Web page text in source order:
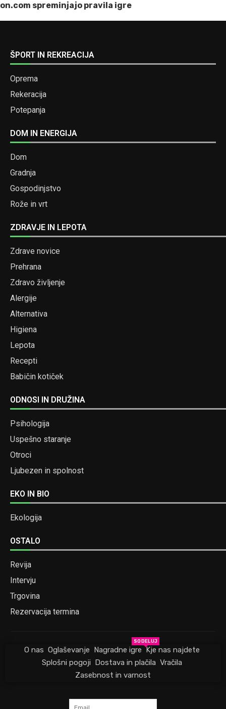
on.com spreminjajo pravila igre
ŠPORT IN REKREACIJA
Oprema
Rekeracija
Potepanja
DOM IN ENERGIJA
Dom
Gradnja
Gospodinjstvo
Rože in vrt
ZDRAVJE IN LEPOTA
Zdrave novice
Prehrana
Zdravo življenje
Alergije
Alternativa
Higiena
Lepota
Recepti
Babičin kotiček
ODNOSI IN DRUŽINA
Psihologija
Uspešno staranje
Otroci
Ljubezen in spolnost
EKO IN BIO
Ekologija
OSTALO
Revija
Intervju
Trgovina
Rezervacija termina
O nas Oglaševanje Nagradne igre
SODELUJ
Kje nas najdete
Splošni pogoji Dostava in plačila Vračila
Zasebnost in varnost